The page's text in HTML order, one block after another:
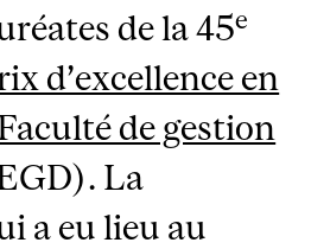
de la 45e
d’excellence en
de gestion
La
a eu lieu au